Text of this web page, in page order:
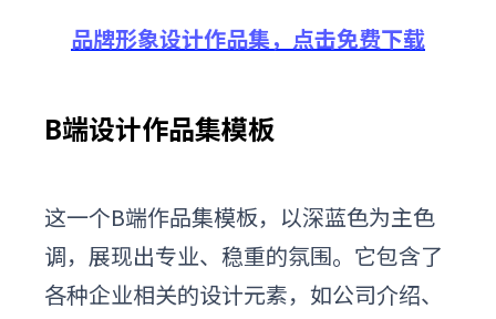
品牌形象设计作品集，点击免费下载
B端设计作品集模板
这一个B端作品集模板，以深蓝色为主色
调，展现出专业、稳重的氛围。它包含了
各种企业相关的设计元素，如公司介绍、